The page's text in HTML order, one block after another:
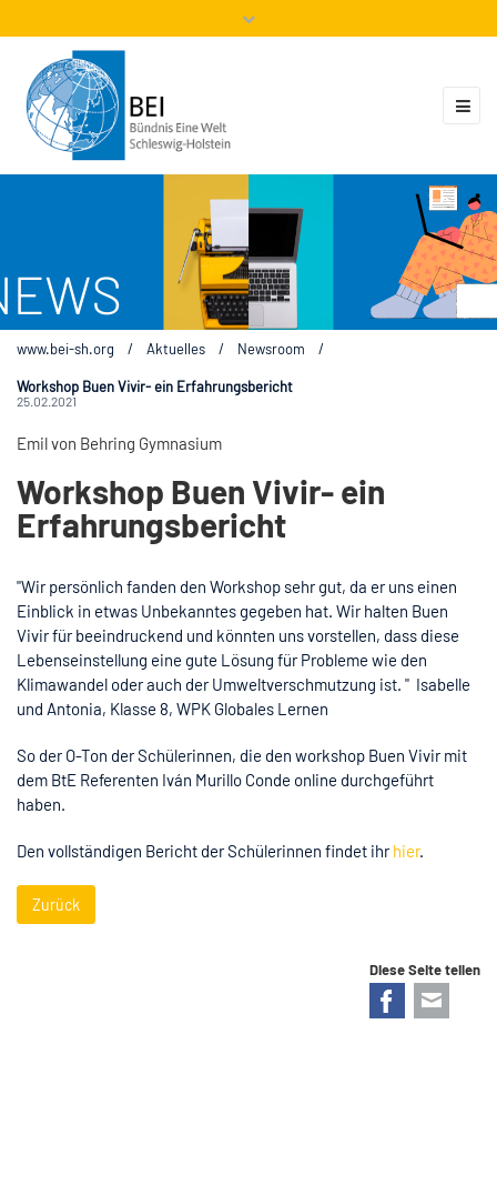
Mitglieder
www.bei-sh.org / Aktuelles / Newsroom /
Workshop Buen Vivir- ein Erfahrungsbericht
25.02.2021
Emil von Behring Gymnasium
Workshop Buen Vivir- ein
Erfahrungsbericht
"Wir persönlich fanden den Workshop sehr gut, da er uns einen
Einblick in etwas Unbekanntes gegeben hat. Wir halten Buen
Vivir für beeindruckend und könnten uns vorstellen, dass diese
Lebenseinstellung eine gute Lösung für Probleme wie den
Klimawandel oder auch der Umweltverschmutzung ist. " Isabelle
und Antonia, Klasse 8, WPK Globales Lernen
So der O-Ton der Schülerinnen, die den workshop Buen Vivir mit
dem BtE Referenten Iván Murillo Conde online durchgeführt
haben.
Den vollständigen Bericht der Schülerinnen findet ihrhier.
Zurück
Diese Seite teilen
Facebook